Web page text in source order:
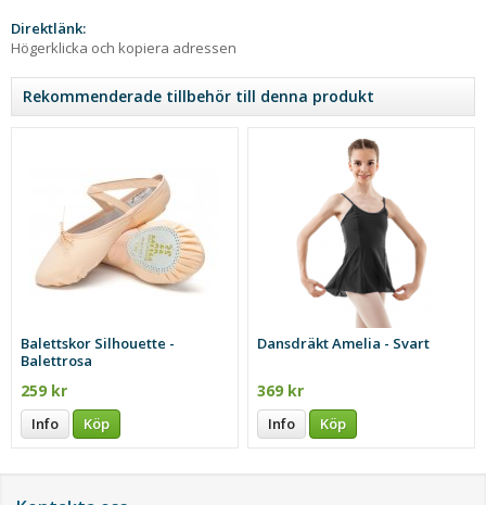
Direktlänk:
Högerklicka och kopiera adressen
Rekommenderade tillbehör till denna produkt
Balettskor Silhouette -
Balettrosa
259 kr
Info Köp
Dansdräkt Amelia - Svart
369 kr
Info Köp